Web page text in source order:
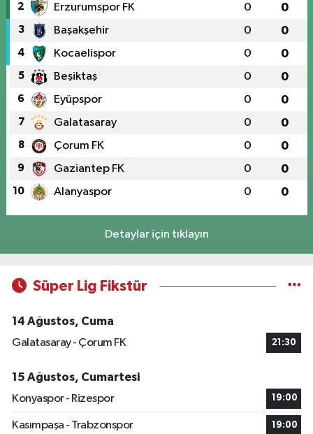
2 Erzurumspor FK 0 0
3 Başakşehir 0 0
4 Kocaelispor 0 0
5 Beşiktaş 0 0
6 Eyüpspor 0 0
7 Galatasaray 0 0
8 Çorum FK 0 0
9 Gaziantep FK 0 0
10 Alanyaspor 0 0
Detaylar için tıklayın
Süper Lig Fikstür
14 Ağustos, Cuma
Galatasaray - Çorum FK
21:30
15 Ağustos, Cumartesi
Konyaspor - Rizespor
19:00
Kasımpaşa - Trabzonspor 19:00